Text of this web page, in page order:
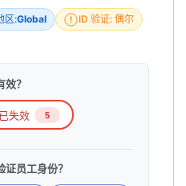
区:Global ID 验证: 偶尔
？
已失效 5
员工身份？